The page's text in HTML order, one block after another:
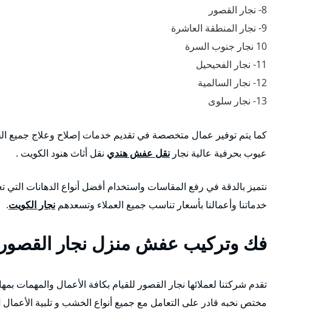
8- نجار القصور
9- نجار المنطقة العاشرة
10 نجار جنوب السرة
11- نجار الفحيحيل
12- نجار السالمية
13- نجار سلوى
كما يتم توفير عمال متخصصة في تقديم خدمات إصلاح وعلاج جميع
عيوب بحرفية عالية نجار نقل عفش هندي نقل أثاث هنود الكويت .
نتميز بالدقة في رفع المقاسات واستخدام أفضل أنواع الدهانات التي
خدماتنا وأعمالنا بأسعار تناسب جميع العملاء وتسعدهم نجار الكويت.
فك وتركيب عفش منزل نجار القصور
تقدم شركتنا لعملائها نجار القصور للقيام بكافة الأعمال والمهمات
مختص نخبه قادر على التعامل مع جميع أنواع الخشب و تلبية الأعمال